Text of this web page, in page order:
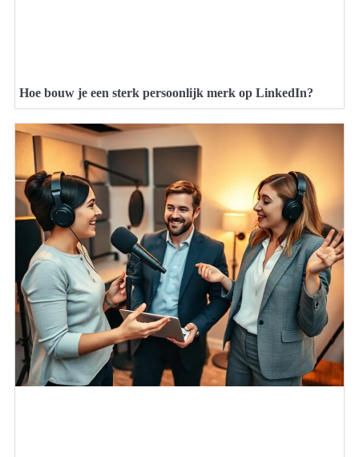
Hoe bouw je een sterk persoonlijk merk op LinkedIn?